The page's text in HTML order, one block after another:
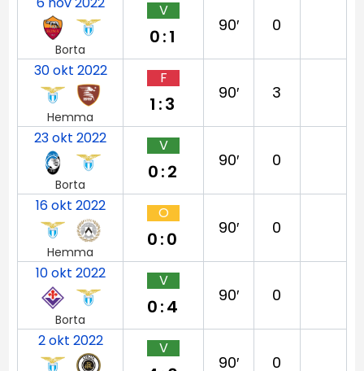
Borta
V
0:1
90′ 0
30 okt 2022
Hemma
F
1:3
90′ 3
23 okt 2022
Borta
V
0:2
90′ 0
16 okt 2022
Hemma
O
0:0
90′ 0
10 okt 2022
Borta
V
0:4
90′ 0
2 okt 2022 V
90′ 0